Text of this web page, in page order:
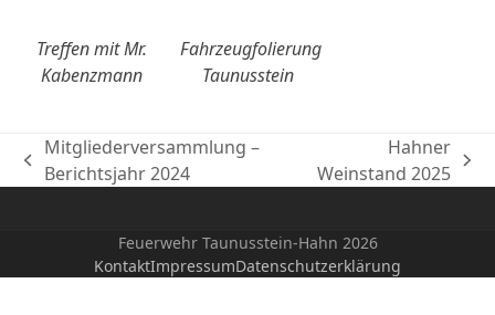
Treffen mit Mr.
Kabenzmann
Fahrzeugfolierung
Taunusstein
vorheriger
Mitgliederversammlung –
Berichtsjahr 2024
Nächster
Hahner
Weinstand 2025
Feuerwehr Taunusstein-Hahn 2026
KontaktImpressumDatenschutzerklärung